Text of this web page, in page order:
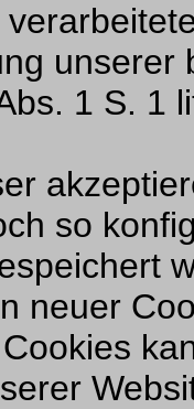
1 S. 1
so
neuer